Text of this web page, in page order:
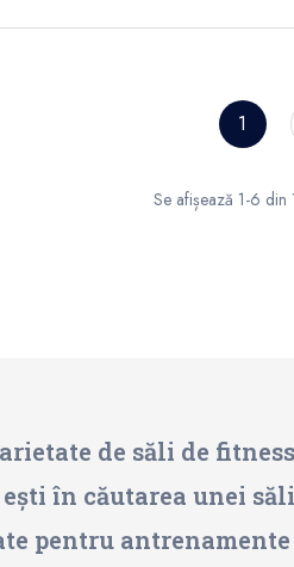
1
Se afișează 1-6 din
de săli de
în căutarea unei
pentru